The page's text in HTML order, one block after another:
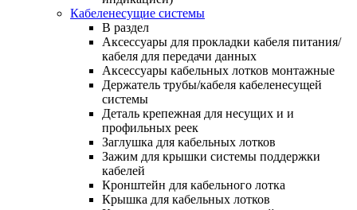
Кабеленесущие системы
В раздел
Аксессуары для прокладки кабеля питания/
кабеля для передачи данных
Аксессуары кабельных лотков монтажные
Держатель трубы/кабеля кабеленесущей
системы
Деталь крепежная для несущих и и
профильных реек
Заглушка для кабельных лотков
Зажим для крышки системы поддержки
кабелей
Кронштейн для кабельного лотка
Крышка для кабельных лотков